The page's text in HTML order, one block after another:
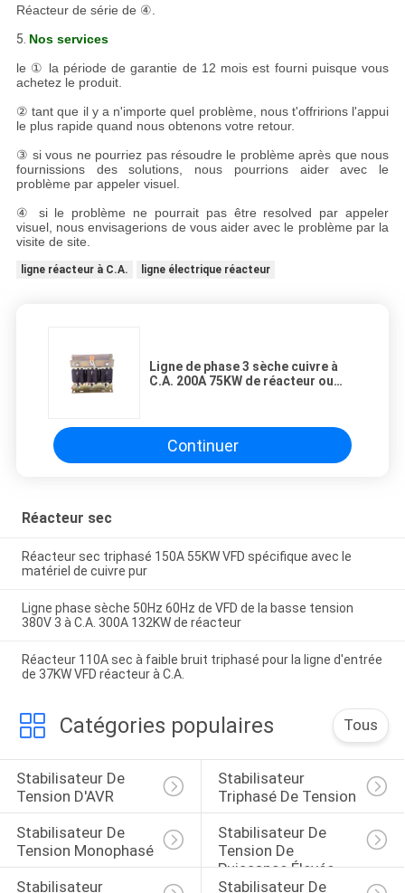
Réacteur de série de ④.
5. Nos services
le ① la période de garantie de 12 mois est fourni puisque vous
achetez le produit.
② tant que il y a n'importe quel problème, nous t'offririons l'appui
le plus rapide quand nous obtenons votre retour.
③ si vous ne pourriez pas résoudre le problème après que nous
fournissions des solutions, nous pourrions aider avec le
problème par appeler visuel.
④ si le problème ne pourrait pas être resolved par appeler
visuel, nous envisagerions de vous aider avec le problème par la
visite de site.
ligne réacteur à C.A. ligne électrique réacteur
Ligne de phase 3 sèche cuivre à
C.A. 200A 75KW de réacteur ou
Continuer
Réacteur sec
Réacteur sec triphasé 150A 55KW VFD spécifique avec le
matériel de cuivre pur
Ligne phase sèche 50Hz 60Hz de VFD de la basse tension
380V 3 à C.A. 300A 132KW de réacteur
Réacteur 110A sec à faible bruit triphasé pour la ligne d'entrée
de 37KW VFD réacteur à C.A.
Catégories populaires Tous
Stabilisateur De
Tension D'AVR
Stabilisateur
Triphasé De Tension
Stabilisateur De
Tension Monophasé
Stabilisateur De
Tension De
Puissance Élevée
Stabilisateur
Stabilisateur De